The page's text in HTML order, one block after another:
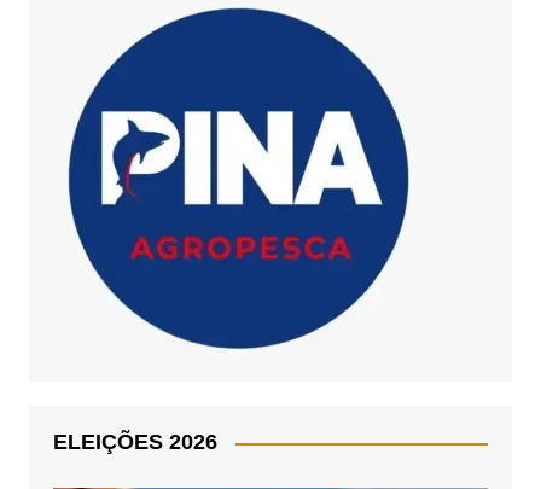
ELEIÇÕES 2026